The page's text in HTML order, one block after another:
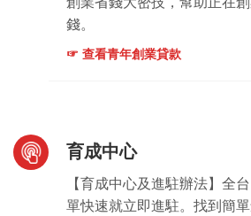
錢。
☞ 查看青年創業貸款
育成中心
【育成中心及進駐辦法】全
單快速就立即進駐。找到簡